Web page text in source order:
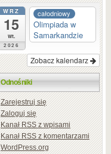
WRZ
15
wt.
2026
całodniowy
Olimpiada w
Samarkandzie
Zobacz kalendarz
Odnośniki
Zarejestruj się
Zaloguj się
KanałRSSz wpisami
KanałRSSz komentarzami
WordPress.org